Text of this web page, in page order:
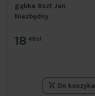
gąbka 6szt Jan
Niezbędny
18 49zł
Do koszyka